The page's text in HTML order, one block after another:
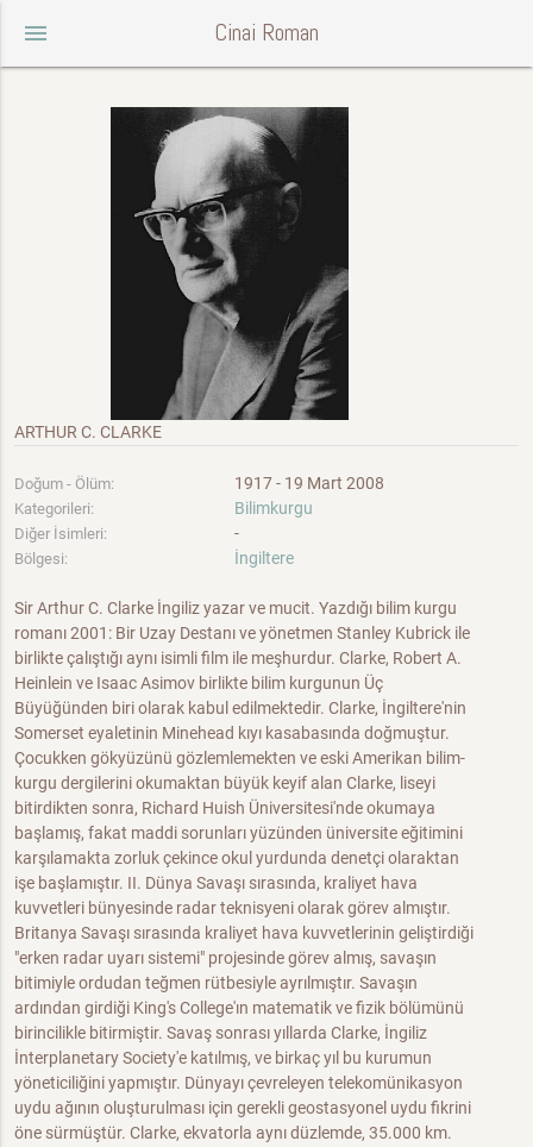
menu Cinai Roman
ARTHUR C. CLARKE
Doğum - Ölüm: 1917 - 19 Mart 2008
Kategorileri: Bilimkurgu
Diğer İsimleri: -
Bölgesi: İngiltere
Sir Arthur C. Clarke İngiliz yazar ve mucit. Yazdığı bilim kurgu
romanı 2001: Bir Uzay Destanı ve yönetmen Stanley Kubrick ile
birlikte çalıştığı aynı isimli film ile meşhurdur. Clarke, Robert A.
Heinlein ve Isaac Asimov birlikte bilim kurgunun Üç
Büyüğünden biri olarak kabul edilmektedir. Clarke, İngiltere'nin
Somerset eyaletinin Minehead kıyı kasabasında doğmuştur.
Çocukken gökyüzünü gözlemlemekten ve eski Amerikan bilim-
kurgu dergilerini okumaktan büyük keyif alan Clarke, liseyi
bitirdikten sonra, Richard Huish Üniversitesi'nde okumaya
başlamış, fakat maddi sorunları yüzünden üniversite eğitimini
karşılamakta zorluk çekince okul yurdunda denetçi olaraktan
işe başlamıştır. II. Dünya Savaşı sırasında, kraliyet hava
kuvvetleri bünyesinde radar teknisyeni olarak görev almıştır.
Britanya Savaşı sırasında kraliyet hava kuvvetlerinin geliştirdiği
"erken radar uyarı sistemi" projesinde görev almış, savaşın
bitimiyle ordudan teğmen rütbesiyle ayrılmıştır. Savaşın
ardından girdiği King's College'ın matematik ve fizik bölümünü
birincilikle bitirmiştir. Savaş sonrası yıllarda Clarke, İngiliz
İnterplanetary Society'e katılmış, ve birkaç yıl bu kurumun
yöneticiliğini yapmıştır. Dünyayı çevreleyen telekomünikasyon
uydu ağının oluşturulması için gerekli geostasyonel uydu fikrini
öne sürmüştür. Clarke, ekvatorla aynı düzlemde, 35.000 km.